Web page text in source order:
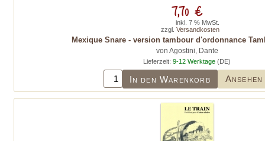
Mexique Snare - version tambour d'ordonnance
von Agostini, Dante
Lieferzeit: 9-12 Werktage (DE)
In den Warenkorb Ansehen
7,70 €
inkl. 7 % MwSt.
zzgl. Versandkosten